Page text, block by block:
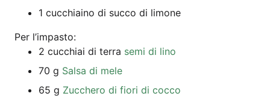
1 cuc­chia­i­no di suc­co di limone
Per l’im­pas­to:
2 cuc­chi­ai di ter­ra semi di lino
70 g Sal­sa di mele
65 g Zuc­che­ro di fio­ri di cocco